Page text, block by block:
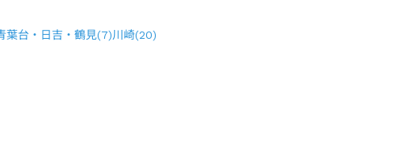
葉台・日吉・鶴見(7)川崎(20)